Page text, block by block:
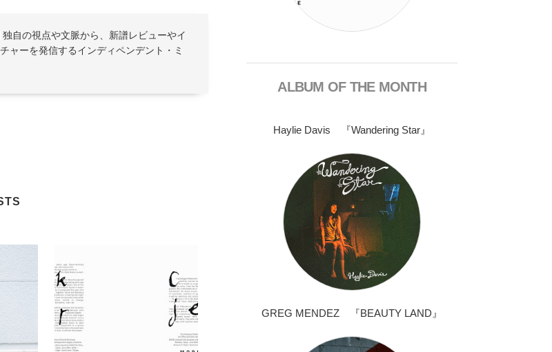
自の視点や文脈から、新譜レビューやイ
ャーを発信するインディペンデント・ミ
ALBUM OF THE MONTH
Haylie Davis 『Wandering Star』
GREG MENDEZ 『BEAUTY LAND』